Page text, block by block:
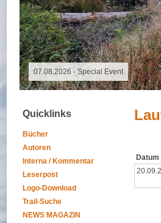
07.08.2026 -
Quicklinks
Bücher
Autoren
Interna / Kommentar
Leserpost
Logo-Download
Trail-Suche
NEWS MAGAZIN
Datum